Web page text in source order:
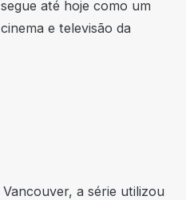
até hoje como um
e televisão da
a série utilizou